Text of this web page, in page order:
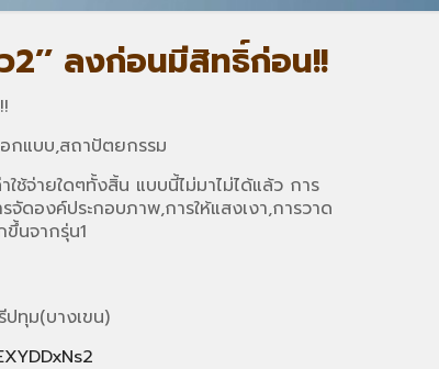
2’’ ลงก่อนมีสิทธิ์ก่อน!!
อกแบบ,สถาปัตยกรรม
ช้จ่ายใดๆทั้งสิ้น แบบนี้ไม่มาไม่ได้แล้ว การ
ดองค์ประกอบภาพ,การให้แสงเงา,การวาด
นจากรุ่น1
ทุม(บางเขน)